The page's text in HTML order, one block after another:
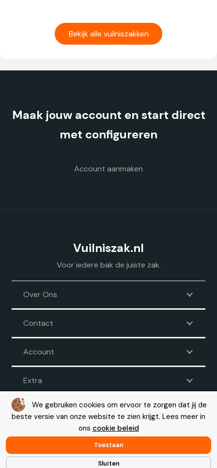
We gebruiken cookies om ervoor te zorgen dat jij de
beste versie van onze website te zien krijgt. Lees meer in
ons cookie beleid
Toestaan
Sluiten
Deze
worden
Bekijk alle vuilniszakken
Maak jouw account en start direct
met configureren
Account aanmaken
Vuilniszak.nl
Voor iedere bak de juiste zak.
Over Ons
Contact
Account
Extra
Voorwaarden|Disclaimer| Privacy| Cookie beleid
© Copyright 2026 – Vuilniszak.nl |Webdesign by Yooker
with 💙